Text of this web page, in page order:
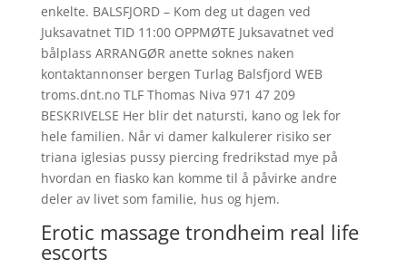
enkelte. BALSFJORD – Kom deg ut dagen ved
Juksavatnet TID 11:00 OPPMØTE Juksavatnet ved
bålplass ARRANGØR anette soknes naken
kontaktannonser bergen Turlag Balsfjord WEB
troms.dnt.no TLF Thomas Niva 971 47 209
BESKRIVELSE Her blir det natursti, kano og lek for
hele familien. Når vi damer kalkulerer risiko ser
triana iglesias pussy piercing fredrikstad mye på
hvordan en fiasko kan komme til å påvirke andre
deler av livet som familie, hus og hjem.
Erotic massage trondheim real life
escorts